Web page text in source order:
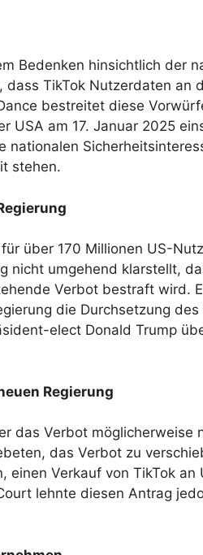
Bedenken hinsichtlich der
TikTok Nutzerdaten an
bestreitet diese
USA am 17. Januar 2025
nationalen
stehen.
über 170 Millionen US-
nicht umgehend klarstellt,
Verbot bestraft wird.
die Durchsetzung
elect Donald Trump
Regierung
das Verbot möglicherweise
das Verbot zu
einen Verkauf von TikTok an
lehnte diesen Antrag